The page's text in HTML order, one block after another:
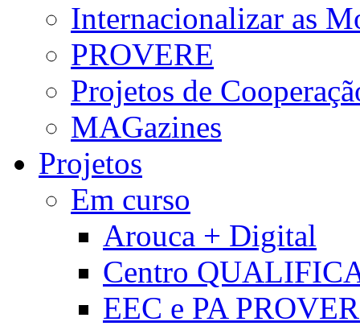
Internacionalizar as
PROVERE
Projetos de
MAGazines
Projetos
Em curso
Arouca + Digital
Centro
EEC e PA